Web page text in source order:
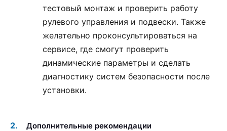
тестовый монтаж и проверить работу
рулевого управления и подвески. Также
желательно проконсультироваться на
сервисе, где смогут проверить
динамические параметры и сделать
диагностику систем безопасности после
установки.
Дополнительные рекомендации